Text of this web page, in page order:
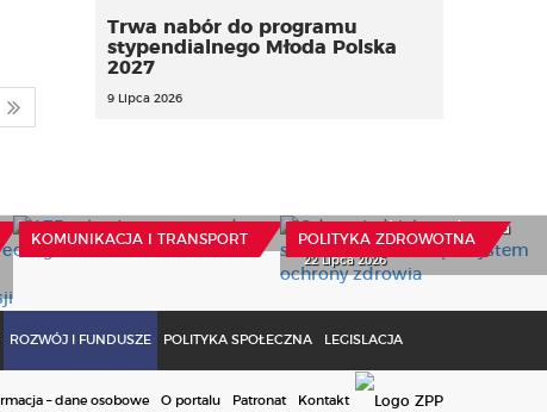
Trwa nabór do programu
stypendialnego Młoda Polska
2027
9 Lipca 2026
KOMUNIKACJA I TRANSPORT
29 Lipca 2026 POLITYKA ZDROWOTNA
system ochrony zdrowia
22 Lipca 2026
ROZWÓJ I FUNDUSZE POLITYKA SPOŁECZNA LEGISLACJA
– dane osobowe O portalu Patronat Kontakt